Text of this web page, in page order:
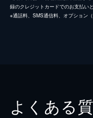
録のクレジットカードでのお支払いと
※通話料、SMS通信料、オプション
よくある